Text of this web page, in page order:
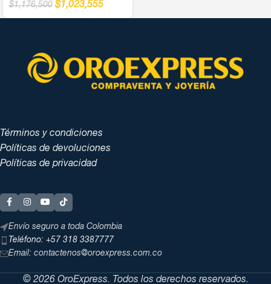
$1,176,500 $1,023,555
Términos y condiciones
Políticas de devoluciones
Políticas de privacidad
Envío seguro a toda Colombia
Teléfono: +57 318 3387777
Email: contactenos@oroexpress.com.co
© 2026 OroExpress. Todos los derechos reservados.